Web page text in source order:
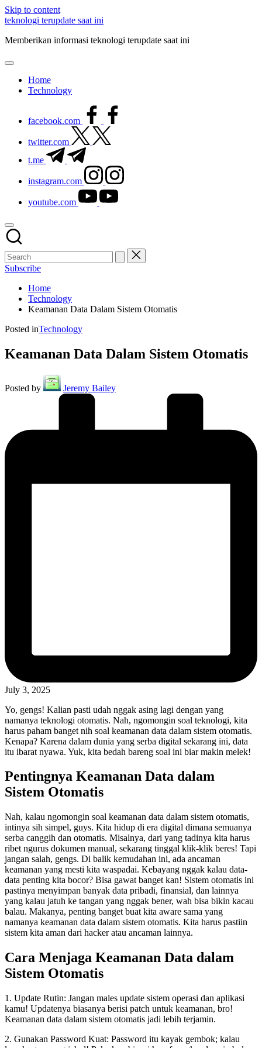
Skip to content
teknologi terupdate saat ini
Memberikan informasi teknologi terupdate saat ini
Home
Technology
facebook.com
twitter.com
t.me
instagram.com
youtube.com
Subscribe
Home
Technology
Keamanan Data Dalam Sistem Otomatis
Posted inTechnology
Keamanan Data Dalam Sistem Otomatis
Posted by Jeremy Bailey
July 3, 2025
Yo, gengs! Kalian pasti udah nggak asing lagi dengan yang
namanya teknologi otomatis. Nah, ngomongin soal teknologi, kita
harus paham banget nih soal keamanan data dalam sistem otomatis.
Kenapa? Karena dalam dunia yang serba digital sekarang ini, data
itu ibarat nyawa. Yuk, kita bedah bareng soal ini biar makin melek!
Pentingnya Keamanan Data dalam
Sistem Otomatis
Nah, kalau ngomongin soal keamanan data dalam sistem otomatis,
intinya sih simpel, guys. Kita hidup di era digital dimana semuanya
serba canggih dan otomatis. Misalnya, dari yang tadinya kita harus
ribet ngurus dokumen manual, sekarang tinggal klik-klik beres! Tapi
jangan salah, gengs. Di balik kemudahan ini, ada ancaman
keamanan yang mesti kita waspadai. Kebayang nggak kalau data-
data penting kita bocor? Bisa gawat banget kan! Sistem otomatis ini
pastinya menyimpan banyak data pribadi, finansial, dan lainnya
yang kalau jatuh ke tangan yang nggak bener, wah bisa bikin kacau
balau. Makanya, penting banget buat kita aware sama yang
namanya keamanan data dalam sistem otomatis. Kita harus pastiin
sistem kita aman dari hacker atau ancaman lainnya.
Cara Menjaga Keamanan Data dalam
Sistem Otomatis
1. Update Rutin: Jangan males update sistem operasi dan aplikasi
kamu! Updatenya biasanya berisi patch untuk keamanan, bro!
Keamanan data dalam sistem otomatis jadi lebih terjamin.
2. Gunakan Password Kuat: Password itu kayak gembok; kalau